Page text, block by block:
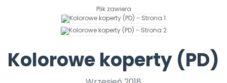
Pomoc
Plik zawiera
Kolorowe koperty (PD)